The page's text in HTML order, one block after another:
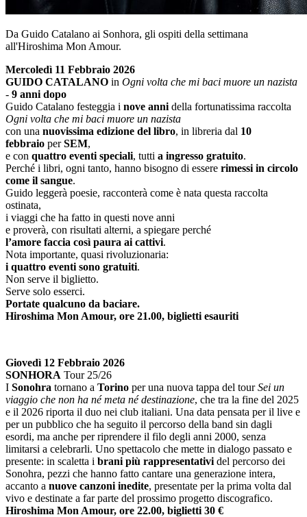
Da Guido Catalano ai Sonhora, gli ospiti della settimana
all'Hiroshima Mon Amour.
Mercoledì 11 Febbraio 2026
GUIDO CATALANO in Ogni volta che mi baci muore un nazista
- 9 anni dopo
Guido Catalano festeggia i nove anni della fortunatissima raccolta
Ogni volta che mi baci muore un nazista
con una nuovissima edizione del libro, in libreria dal 10
febbraio perSEM,
e con quattro eventi speciali, tutti a ingresso gratuito.
Perché i libri, ogni tanto, hanno bisogno di essere rimessi in circolo
come il sangue.
Guido leggerà poesie, racconterà come è nata questa raccolta
ostinata,
i viaggi che ha fatto in questi nove anni
e proverà, con risultati alterni, a spiegare perché
l’amore faccia così paura ai cattivi.
Nota importante, quasi rivoluzionaria:
i quattro eventi sono gratuiti.
Non serve il biglietto.
Serve solo esserci.
Portate qualcuno da baciare.
Hiroshima Mon Amour, ore 21.00, biglietti esauriti
Giovedì 12 Febbraio 2026
SONHORA Tour 25/26
I Sonohra tornano a Torino per una nuova tappa del tourSei un
viaggio che non ha né meta né destinazione, che tra la fine del 2025
e il 2026 riporta il duo nei club italiani. Una data pensata per il live e
per un pubblico che ha seguito il percorso della band sin dagli
esordi, ma anche per riprendere il filo degli anni 2000, senza
limitarsi a celebrarli. Uno spettacolo che mette in dialogo passato e
presente: in scaletta i brani più rappresentativi del percorso dei
Sonohra, pezzi che hanno fatto cantare una generazione intera,
accanto a nuove canzoni inedite, presentate per la prima volta dal
vivo e destinate a far parte del prossimo progetto discografico.
Hiroshima Mon Amour, ore 22.00, biglietti 30 €